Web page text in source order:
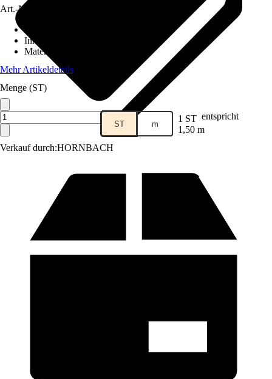
Verkauf durch:HORNBACH
Art.-Nr.
Inhalt
Material
Mehr Artikeldetails
Menge (ST)
ST m 1 ST entspricht
1,50 m